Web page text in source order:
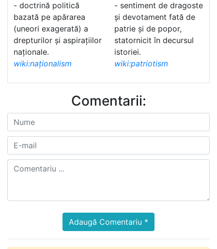
- doctrină politică
bazată pe apărarea
(uneori exagerată) a
drepturilor și aspirațiilor
naționale.
wiki:naționalism
- sentiment de dragoste
și devotament fată de
patrie și de popor,
statornicit în decursul
istoriei.
wiki:patriotism
Comentarii:
Adaugă Comentariu *